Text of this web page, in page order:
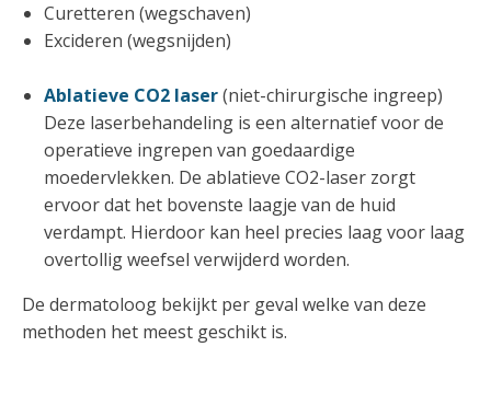
Curetteren (wegschaven)
Excideren (wegsnijden)
Ablatieve CO2 laser(niet-chirurgische ingreep)
Deze laserbehandeling is een alternatief voor de
operatieve ingrepen van goedaardige
moedervlekken. De ablatieve CO2-laser zorgt
ervoor dat het bovenste laagje van de huid
verdampt. Hierdoor kan heel precies laag voor laag
overtollig weefsel verwijderd worden.
De dermatoloog bekijkt per geval welke van deze
methoden het meest geschikt is.